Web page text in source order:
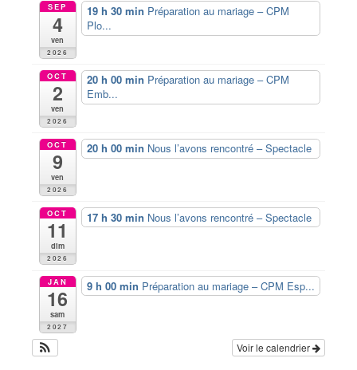
SEP
4
ven
2026
19 h 30 min Préparation au mariage – CPM
Plo...
OCT
2
ven
2026
20 h 00 min Préparation au mariage – CPM
Emb...
OCT
9
ven
2026
20 h 00 min Nous l’avons rencontré – Spectacle
OCT
11
dim
2026
17 h 30 min Nous l’avons rencontré – Spectacle
JAN
16
sam
2027
9 h 00 min Préparation au mariage – CPM Esp...
Voir le calendrier